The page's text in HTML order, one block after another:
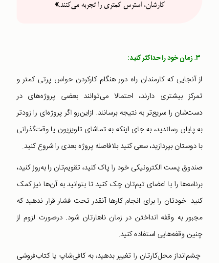
کارشان، استرس کمتری را تجربه می‌کنند.»
۳. زمان خود را حداکثر کنید:
از آنجایی که کارمندان راه دور هنگام کار‌کردن حواس پرتی کمتر و
تمرکز بیشتری دارند، احتمالا می‌توانند بعضی پروژه‌های در
دست‌شان را سریع‌تر به نتیجه برسانند. از‌این‌رو اگر پروژه‌ای را زودتر
به پایان رساندید، به جای اینکه به تماشای تلویزیون یا وقت‌گذرانی
با دوستان بپردازید، سعی کنید بلافاصله‌ پروژه بعدی را شروع کنید.
صندوق پست الکترونیکی خود را پاک کنید، تقویم‌تان را به‌روز کنید،
برنامه‌ها را با اعضای تیم‌تان چک کنید تا بتوانید به آن‌ها نیز کمک
کنید. خودتان را برای انجام کارها آنقدر تحت فشار قرار ندهید که
مجبور به وقفه انداختن در زمان ناهارتان شود. درصورت لزوم از
چنین وقفه‌هایی استفاده کنید.
چشم‌انداز محل‌کارتان را تغییر بدهید، به کافی‌شاپ یا کتاب‌فروشی